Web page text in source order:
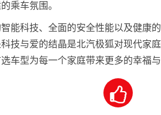
乘车氛围。
能科技、全面的安全性能以及健康
技与爱的结晶是北汽极狐对现代家
车型为每一个家庭带来更多的幸福
